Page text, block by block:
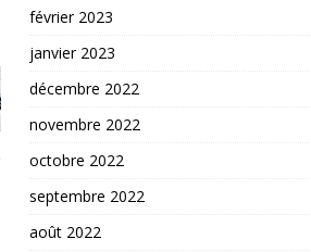
février 2023
janvier 2023
décembre 2022
novembre 2022
octobre 2022
septembre 2022
août 2022